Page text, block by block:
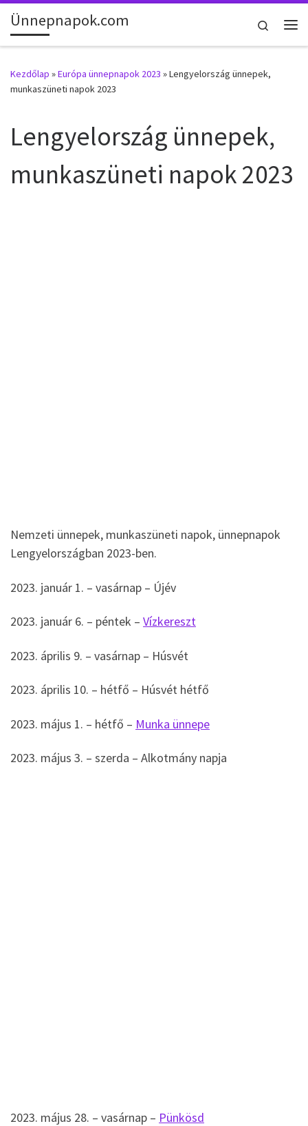
Skip to content
Ünnepnapok.com
Search
Kezdőlap »Európa ünnepnapok 2023 »Lengyelország ünnepek,
munkaszüneti napok 2023
Lengyelország ünnepek,
munkaszüneti napok 2023
Nemzeti ünnepek, munkaszüneti napok, ünnepnapok
Lengyelországban 2023-ben.
2023. január 1. – vasárnap – Újév
2023. január 6. – péntek – Vízkereszt
2023. április 9. – vasárnap – Húsvét
2023. április 10. – hétfő – Húsvét hétfő
2023. május 1. – hétfő – Munka ünnepe
2023. május 3. – szerda – Alkotmány napja
2023. május 28. – vasárnap – Pünkösd